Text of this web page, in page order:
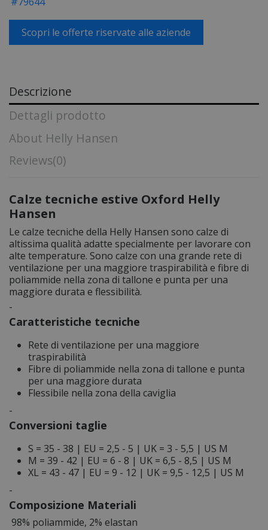
Scopri le offerte riservate alle aziende
Descrizione
Dettagli prodotto
About Helly Hansen
Reviews(0)
Calze tecniche estive Oxford Helly
Hansen
Le calze tecniche della Helly Hansen sono calze di
altissima qualità adatte specialmente per lavorare con
alte temperature. Sono calze con una grande rete di
ventilazione per una maggiore traspirabilità e fibre di
poliammide nella zona di tallone e punta per una
maggiore durata e flessibilità.
-
Caratteristiche tecniche
Rete di ventilazione per una maggiore
traspirabilità
Fibre di poliammide nella zona di tallone e punta
per una maggiore durata
Flessibile nella zona della caviglia
-
Conversioni taglie
S = 35 - 38 | EU = 2,5 - 5 | UK = 3 - 5,5 | US M
M = 39 - 42 | EU = 6 - 8 | UK = 6,5 - 8,5 | US M
XL = 43 - 47 | EU = 9 - 12 | UK = 9,5 - 12,5 | US M
-
Composizione Materiali
98% poliammide, 2% elastan